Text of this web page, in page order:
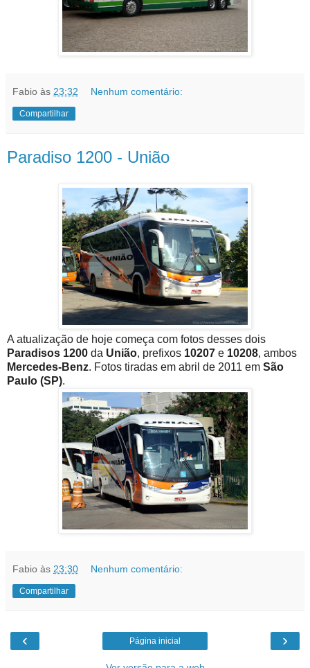
Fabio às 23:32 Nenhum comentário:
Compartilhar
Paradiso 1200 - União
A atualização de hoje começa com fotos desses dois
Paradisos 1200 da União, prefixos 10207 e 10208, ambos
Mercedes-Benz. Fotos tiradas em abril de 2011 em São
Paulo (SP).
Fabio às 23:30 Nenhum comentário:
Compartilhar
‹ ›
Página inicial